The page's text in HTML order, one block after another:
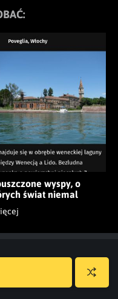
wyspy, o
świat niemal